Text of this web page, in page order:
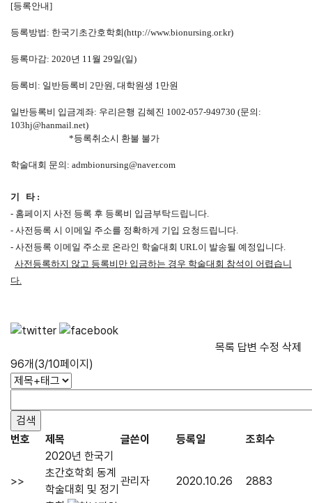
[등록안내]
등록방법: 한국기초간호학회(http://www.bionursing.or.kr)
등록마감: 2020년 11월 29일(일)
등록비: 일반등록비 2만원, 대학원생 1만원
일반등록비 입금계좌: 우리은행 김혜진 1002-057-949730 (문의:
103hj@hanmail.net)
*등록취소시 환불 불가
학술대회 문의: admbionursing@naver.com
기 타 :
- 홈페이지 사전 등록 후 등록비 입금부탁드립니다.
- 사전등록 시 이메일 주소를 정확하게 기입 요청드립니다.
- 사전등록 이메일 주소로 온라인 학술대회 URL이 발송될 예정입니다.
사전등록하지 않고 등록비만 입금하는 경우 학술대회 참석이 어렵습니
다.
목록 답변 수정 삭제
96개(3/10페이지)
번호 제목 글쓴이 등록일 조회수
>>
2020년 한국기
초간호학회 동계
학술대회 및 정기
관리자 2020.10.26 2883